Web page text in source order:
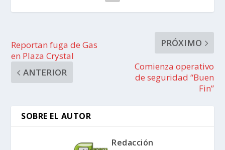
Reportan fuga de Gas
en Plaza Crystal
ANTERIOR
PRÓXIMO
Comienza operativo
de seguridad “Buen
Fin”
SOBRE EL AUTOR
Redacción